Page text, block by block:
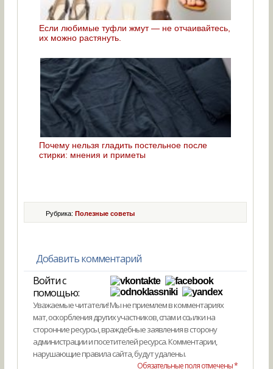
Если любимые туфли жмут — не отчаивайтесь,
их можно растянуть.
Почему нельзя гладить постельное после
стирки: мнения и приметы
Рубрика:Полезные советы
Добавить комментарий
Войти с
помощью:
Уважаемые читатели! Мы не приемлем в комментариях
мат, оскорбления других участников, спам и ссылки на
сторонние ресурсы, враждебные заявления в сторону
администрации и посетителей ресурса. Комментарии,
нарушающие правила сайта, будут удалены.
Обязательные поля отмечены *